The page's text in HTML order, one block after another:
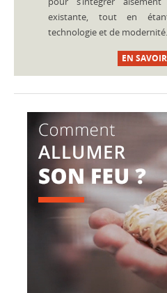
existante, tout en
technologie et de modernité.
EN